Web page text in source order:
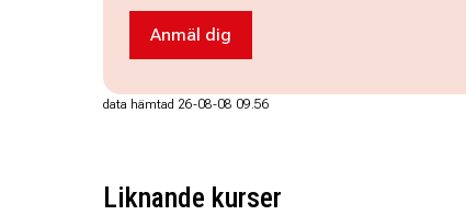
Anmäl dig till PRATA TILLSAMMANS
Anmäl dig
data hämtad 26-08-08 09.56
Liknande kurser